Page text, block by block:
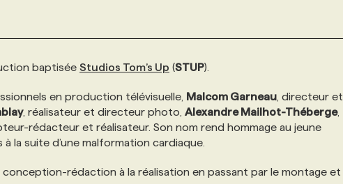
baptisée Studios Tom’s Up (STUP).
en production télévisuelle, Malcom Garneau , directeur et
, réalisateur et directeur photo, Alexandre Mailhot-Théberge,
rédacteur et réalisateur. Son nom rend hommage au jeune
à la suite d’une malformation cardiaque.
rédaction à la réalisation en passant par le montage et